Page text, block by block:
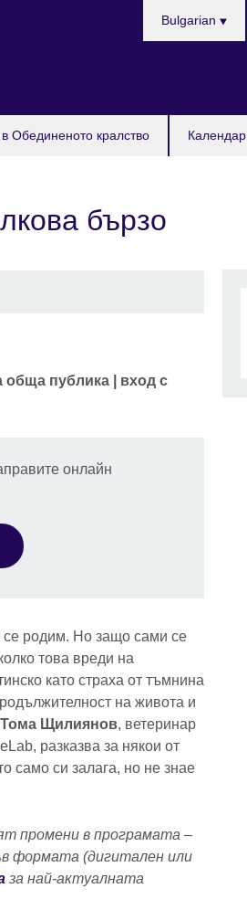
Обединеното кралство Календар
Bulgarian
бързо
обща публика | вход с
онлайн
родим. Но защо сами се
това вреди на
като страха от тъмнина
на живота и
Щилиянов, ветеринар
разказва за някои от
само си залага, но не знае
промени в програмата –
формата (дигитален или
за най-актуалната